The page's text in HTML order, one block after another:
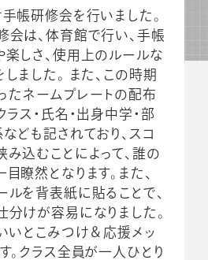
帳研修会を行いました。
会は、体育館で行い、手帳
しさ、使用上のルールな
ました。 また、この時期
たネームプレートの配布
ラス・氏名・出身中学・部
ども記されており、スコ
込むことによって、誰の
瞭然となります。また、
を背表紙に貼ることで、
けが容易になりました。
いとこみつけ＆応援メッ
。クラス全員が一人ひとり